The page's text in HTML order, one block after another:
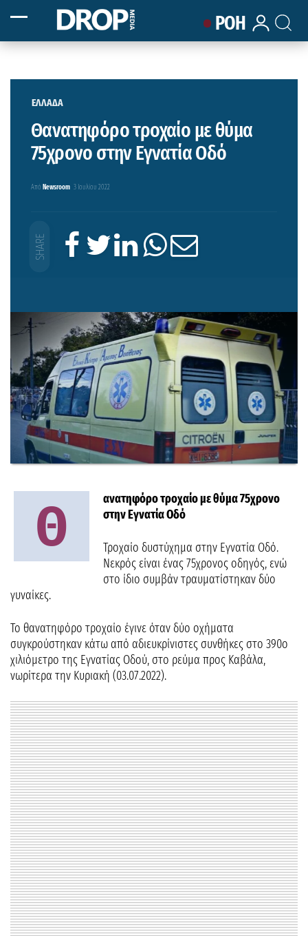
ΡΟΗ
ΕΛΛΑΔΑ
Θανατηφόρο τροχαίο με θύμα
75χρονο στην Εγνατία Οδό
Από Newsroom 3 Ιουλίου 2022
Θ
ανατηφόρο τροχαίο με θύμα 75χρονο
στην Εγνατία Οδό
Τροχαίο δυστύχημα στην Εγνατία Οδό.
Νεκρός είναι ένας 75χρονος οδηγός, ενώ
στο ίδιο συμβάν τραυματίστηκαν δύο
γυναίκες.
Το θανατηφόρο τροχαίο έγινε όταν δύο οχήματα
συγκρούστηκαν κάτω από αδιευκρίνιστες συνθήκες στο 390ο
χιλιόμετρο της Εγνατίας Οδού, στο ρεύμα προς Καβάλα,
νωρίτερα την Κυριακή (03.07.2022).